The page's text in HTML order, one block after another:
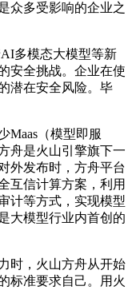
众多受影响的企业之
多模态大模型等新
安全挑战。企业在使
潜在安全风险。毕
（模型即服
舟是火山引擎旗下一
外发布时，方舟平台
互信计算方案，利用
计等方式，实现模型
大模型行业内首创的
，火山方舟从开始
标准要求自己。用火